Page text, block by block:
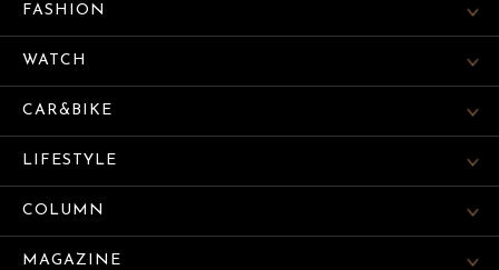
FASHION
WATCH
CAR&BIKE
LIFESTYLE
COLUMN
MAGAZINE